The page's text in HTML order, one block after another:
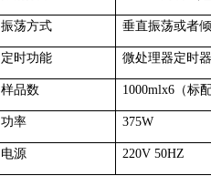
振荡方式 垂直振荡或者
定时功能 微处理器定时
样品数 1000mlx6（标
功率 375W
电源 220V 50HZ